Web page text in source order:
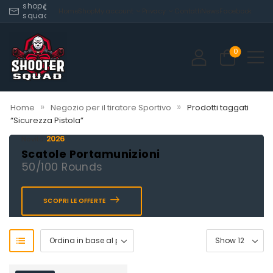
shop@shooter-
squad.com
0
Home » Negozio per il tiratore Sportivo » Prodotti taggati
“Sicurezza Pistola”
2026
Scatole Portamunizioni
50/100 Rounds
SCOPRI LE OFFERTE